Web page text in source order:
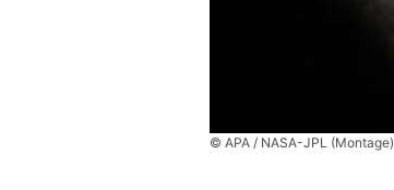
© APA / NASA-JPL (Montage)